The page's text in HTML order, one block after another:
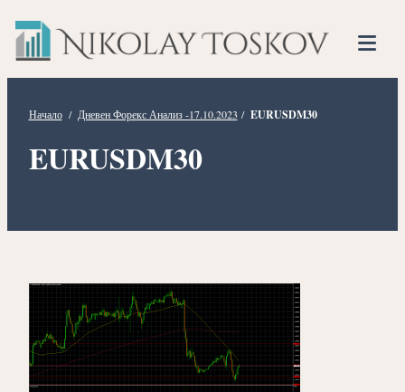
Прескочете
към
съдържанието
Финансов
Начало / Дневен Форекс Анализ -17.10.2023 / EURUSDM30
EURUSDM30